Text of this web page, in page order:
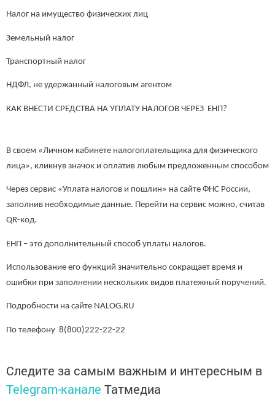
Налог на имущество физических лиц
Земельный налог
Транспортный налог
НДФЛ, не удержанный налоговым агентом
КАК ВНЕСТИ СРЕДСТВА НА УПЛАТУ НАЛОГОВ ЧЕРЕЗ ЕНП?
В своем «Личном кабинете налогоплательщика для физического
лица», кликнув значок и оплатив любым предложенным способом
Через сервис «Уплата налогов и пошлин» на сайте ФНС России,
заполнив необходимые данные. Перейти на сервис можно, считав
QR-код.
ЕНП – это дополнительный способ уплаты налогов.
Использование его функций значительно сокращает время и
ошибки при заполнении нескольких видов платежный поручений.
Подробности на сайте NALOG.RU
По телефону 8(800)222-22-22
Следите за самым важным и интересным в
Telegram-канале Татмедиа